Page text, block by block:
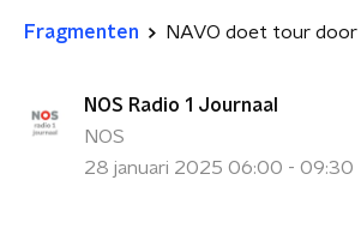
Fragmenten NAVO doet tour door
NOS Radio 1 Journaal
NOS
28 januari 2025 06:00 - 09:30